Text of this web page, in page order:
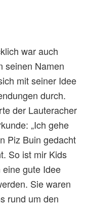
war auch
seinen Namen
mit seiner Idee
durch.
der Lauteracher
„Ich gehe
Piz Buin gedacht
So ist mir Kids
eine gute Idee
Sie waren
rund um den